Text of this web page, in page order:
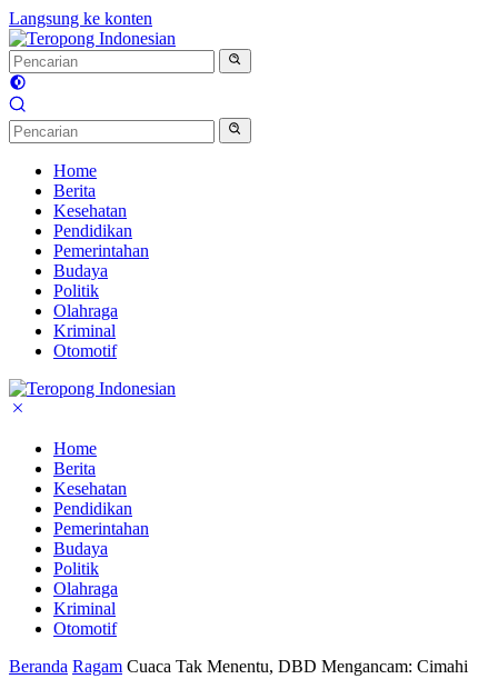
Langsung ke konten
Home
Berita
Kesehatan
Pendidikan
Pemerintahan
Budaya
Politik
Olahraga
Kriminal
Otomotif
Home
Berita
Kesehatan
Pendidikan
Pemerintahan
Budaya
Politik
Olahraga
Kriminal
Otomotif
Beranda Ragam Cuaca Tak Menentu, DBD Mengancam: Cimahi